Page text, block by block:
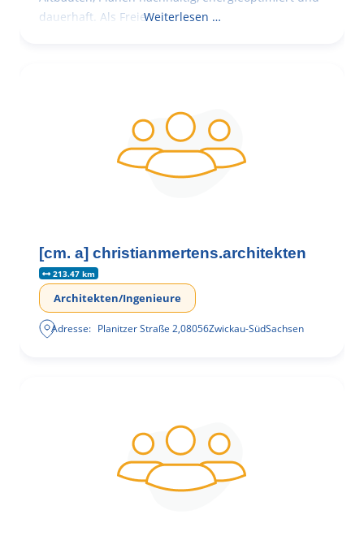
dauerhaft. Als FreieWeiterlesen …
[cm. a] christianmertens.architekten
213.47 km
Architekten/Ingenieure
Adresse: Planitzer Straße 2,08056Zwickau-SüdSachsen